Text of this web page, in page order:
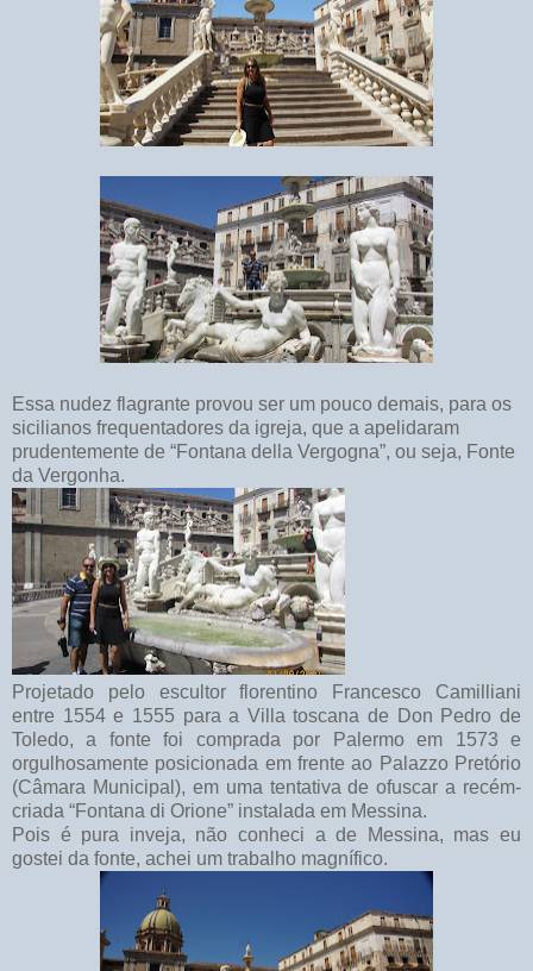
Essa nudez flagrante provou ser um pouco demais, para os
sicilianos frequentadores da igreja, que a apelidaram
prudentemente de “Fontana della Vergogna”, ou seja, Fonte
da Vergonha.
Projetado pelo escultor florentino Francesco Camilliani
entre 1554 e 1555 para a Villa toscana de Don Pedro de
Toledo, a fonte foi comprada por Palermo em 1573 e
orgulhosamente posicionada em frente ao Palazzo Pretório
(Câmara Municipal), em uma tentativa de ofuscar a recém-
criada “Fontana di Orione” instalada em Messina.
Pois é pura inveja, não conheci a de Messina, mas eu
gostei da fonte, achei um trabalho magnífico.